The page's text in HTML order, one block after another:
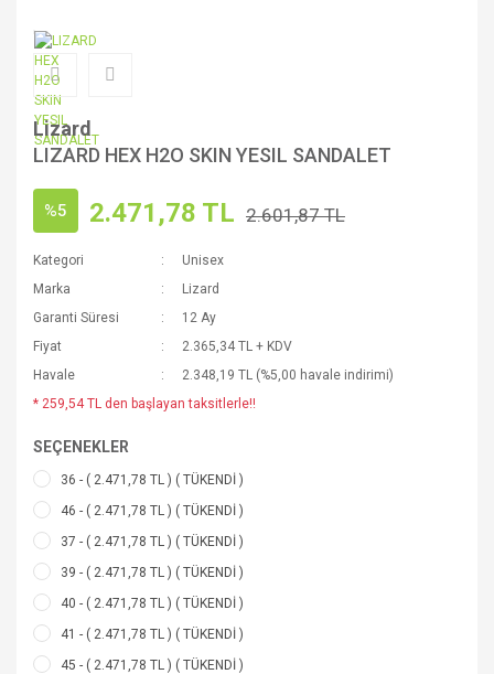
Lizard
LIZARD HEX H2O SKIN YESIL SANDALET
%5 2.471,78 TL 2.601,87 TL
Kategori
Unisex
Marka
Lizard
Garanti Süresi
12 Ay
Fiyat
2.365,34 TL + KDV
Havale
2.348,19 TL (%5,00 havale indirimi)
* 259,54 TL den başlayan taksitlerle!!
SEÇENEKLER
36 - ( 2.471,78 TL ) ( TÜKENDİ )
46 - ( 2.471,78 TL ) ( TÜKENDİ )
37 - ( 2.471,78 TL ) ( TÜKENDİ )
39 - ( 2.471,78 TL ) ( TÜKENDİ )
40 - ( 2.471,78 TL ) ( TÜKENDİ )
41 - ( 2.471,78 TL ) ( TÜKENDİ )
45 - ( 2.471,78 TL ) ( TÜKENDİ )